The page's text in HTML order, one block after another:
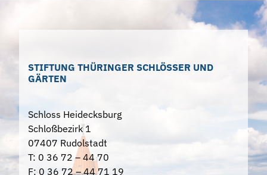
STIFTUNG THÜRINGER SCHLÖSSER UND
GÄRTEN
Schloss Heidecksburg
Schloßbezirk 1
07407 Rudolstadt
T: 0 36 72 – 44 70
F: 0 36 72 – 44 71 19